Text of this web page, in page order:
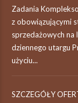
Zadania
z obowiązującymi
sprzedażowych
dziennego utargu
użyciu...
SZCZEGÓŁY